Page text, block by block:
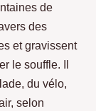
de
des
et gravissent
le souffle. Il
du vélo,
selon